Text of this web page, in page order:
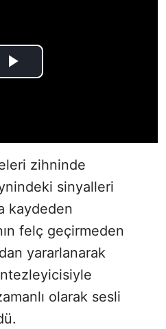
zihninde
sinyalleri
kaydeden
felç geçirmeden
yararlanarak
olarak sesli